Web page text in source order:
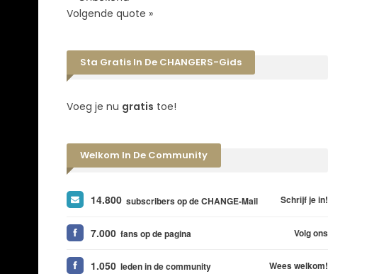
Volgende quote »
Sta Gratis In De CHANGERS-Gids
Voeg je nu gratis toe!
Welkom In De Community
14.800 subscribers op de CHANGE-Mail Schrijf je in!
7.000 fans op de pagina Volg ons
1.050 leden in de community Wees welkom!